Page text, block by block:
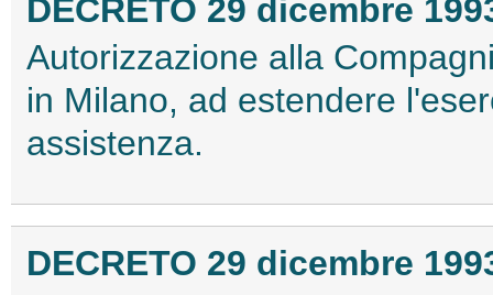
DECRETO 29 dicembre
Autorizzazione alla
in Milano, ad estendere
assistenza.
DECRETO 29 dicembre